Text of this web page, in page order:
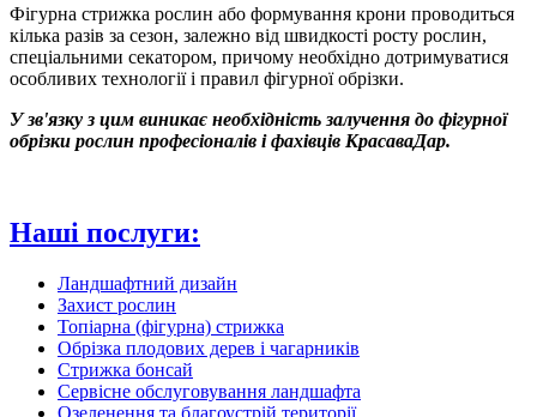
Фігурна стрижка рослин або формування крони проводиться
кілька разів за сезон, залежно від швидкості росту рослин,
спеціальними секатором, причому необхідно дотримуватися
особливих технології і правил фігурної обрізки.
У зв'язку з цим виникає необхідність залучення до фігурної
обрізки рослин професіоналів і фахівців КрасаваДар.
Наші послуги:
Ландшафтний дизайн
Захист рослин
Топіарна (фігурна) стрижка
Обрізка плодових дерев і чагарників
Стрижка бонсай
Сервісне обслуговування ландшафта